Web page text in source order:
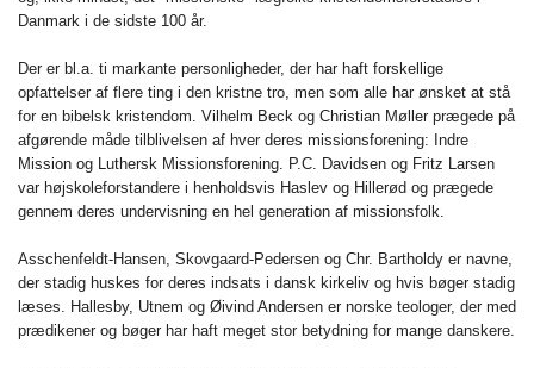
Danmark i de sidste 100 år.
Der er bl.a. ti markante personligheder, der har haft forskellige
opfattelser af flere ting i den kristne tro, men som alle har ønsket at stå
for en bibelsk kristendom. Vilhelm Beck og Christian Møller prægede på
afgørende måde tilblivelsen af hver deres missionsforening: Indre
Mission og Luthersk Missionsforening. P.C. Davidsen og Fritz Larsen
var højskoleforstandere i henholdsvis Haslev og Hillerød og prægede
gennem deres undervisning en hel generation af missionsfolk.
Asschenfeldt-Hansen, Skovgaard-Pedersen og Chr. Bartholdy er navne,
der stadig huskes for deres indsats i dansk kirkeliv og hvis bøger stadig
læses. Hallesby, Utnem og Øivind Andersen er norske teologer, der med
prædikener og bøger har haft meget stor betydning for mange danskere.